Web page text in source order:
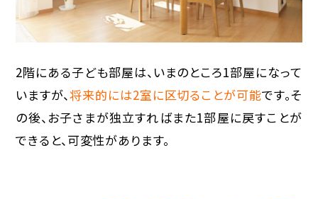
2階にある子ども部屋は、いまのところ1部屋になって
いますが、将来的には2室に区切ることが可能です。そ
の後、お子さまが独立すればまた1部屋に戻すことが
できると、可変性があります。